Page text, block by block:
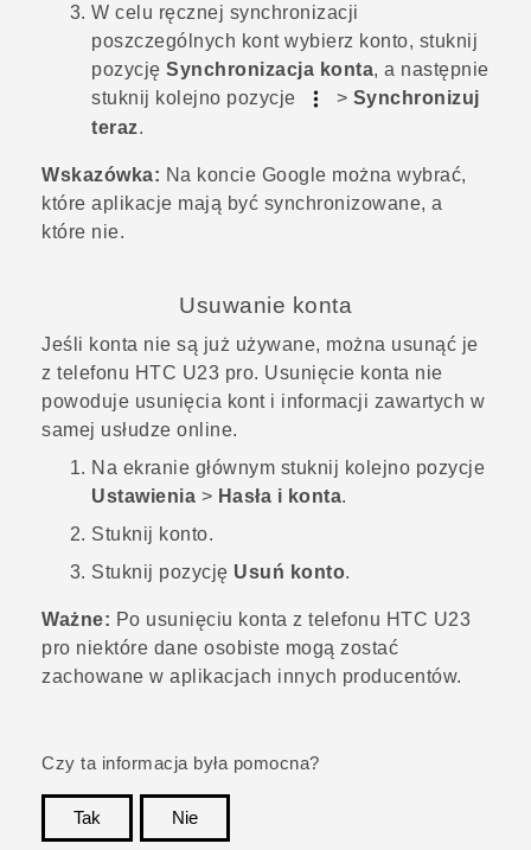
W celu ręcznej synchronizacji
poszczególnych kont wybierz konto, stuknij
pozycję Synchronizacja konta, a następnie
stuknij kolejno pozycje
> Synchronizuj
teraz.
Wskazówka: Na koncie Google można wybrać,
które aplikacje mają być synchronizowane, a
które nie.
Usuwanie konta
Jeśli konta nie są już używane, można usunąć je
z telefonu HTC U23 pro. Usunięcie konta nie
powoduje usunięcia kont i informacji zawartych w
samej usłudze online.
Na ekranie głównym stuknij kolejno pozycje
Ustawienia > Hasła i konta.
Stuknij konto.
Stuknij pozycję Usuń konto.
Ważne: Po usunięciu konta z telefonu HTC U23
pro niektóre dane osobiste mogą zostać
zachowane w aplikacjach innych producentów.
Czy ta informacja była pomocna?
Tak
Nie